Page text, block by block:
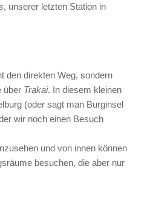
, unserer letzten Station in
den direkten Weg, sondern
über Trakai. In diesem kleinen
(oder sagt man Burginsel
wir noch einen Besuch
und von innen können
besuchen, die aber nur